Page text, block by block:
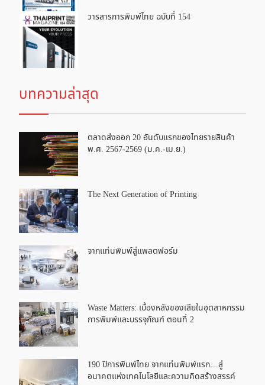
วารสารการพิมพ์ไทย ฉบับที่ 154
บทความล่าสุด
ตลาดส่งออก 20 อันดับแรกของไทยรายสินค้า
พ.ศ. 2567-2569 (ม.ค.-เม.ย.)
The Next Generation of Printing
จากแท่นพิมพ์สู่แพลตฟอร์ม
Waste Matters: เบื้องหลังของเสียในอุตสาหกรรม
การพิมพ์และบรรจุภัณฑ์ ตอนที่ 2
190 ปีการพิมพ์ไทย จากแท่นพิมพ์แรก…สู่
อนาคตแห่งเทคโนโลยีและความคิดสร้างสรรค์